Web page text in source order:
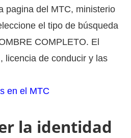
pagina del MTC, ministerio
el tipo de búsqueda
COMPLETO. El
licencia de conducir y las
en el MTC
la identidad